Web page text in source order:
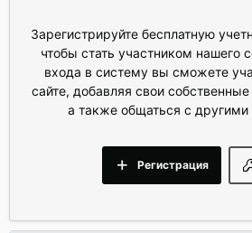
Зарегистрируйте бесплатную
чтобы стать участником нашего
входа в систему вы сможете
сайте, добавляя свои
а также общаться с другими
Регистрация